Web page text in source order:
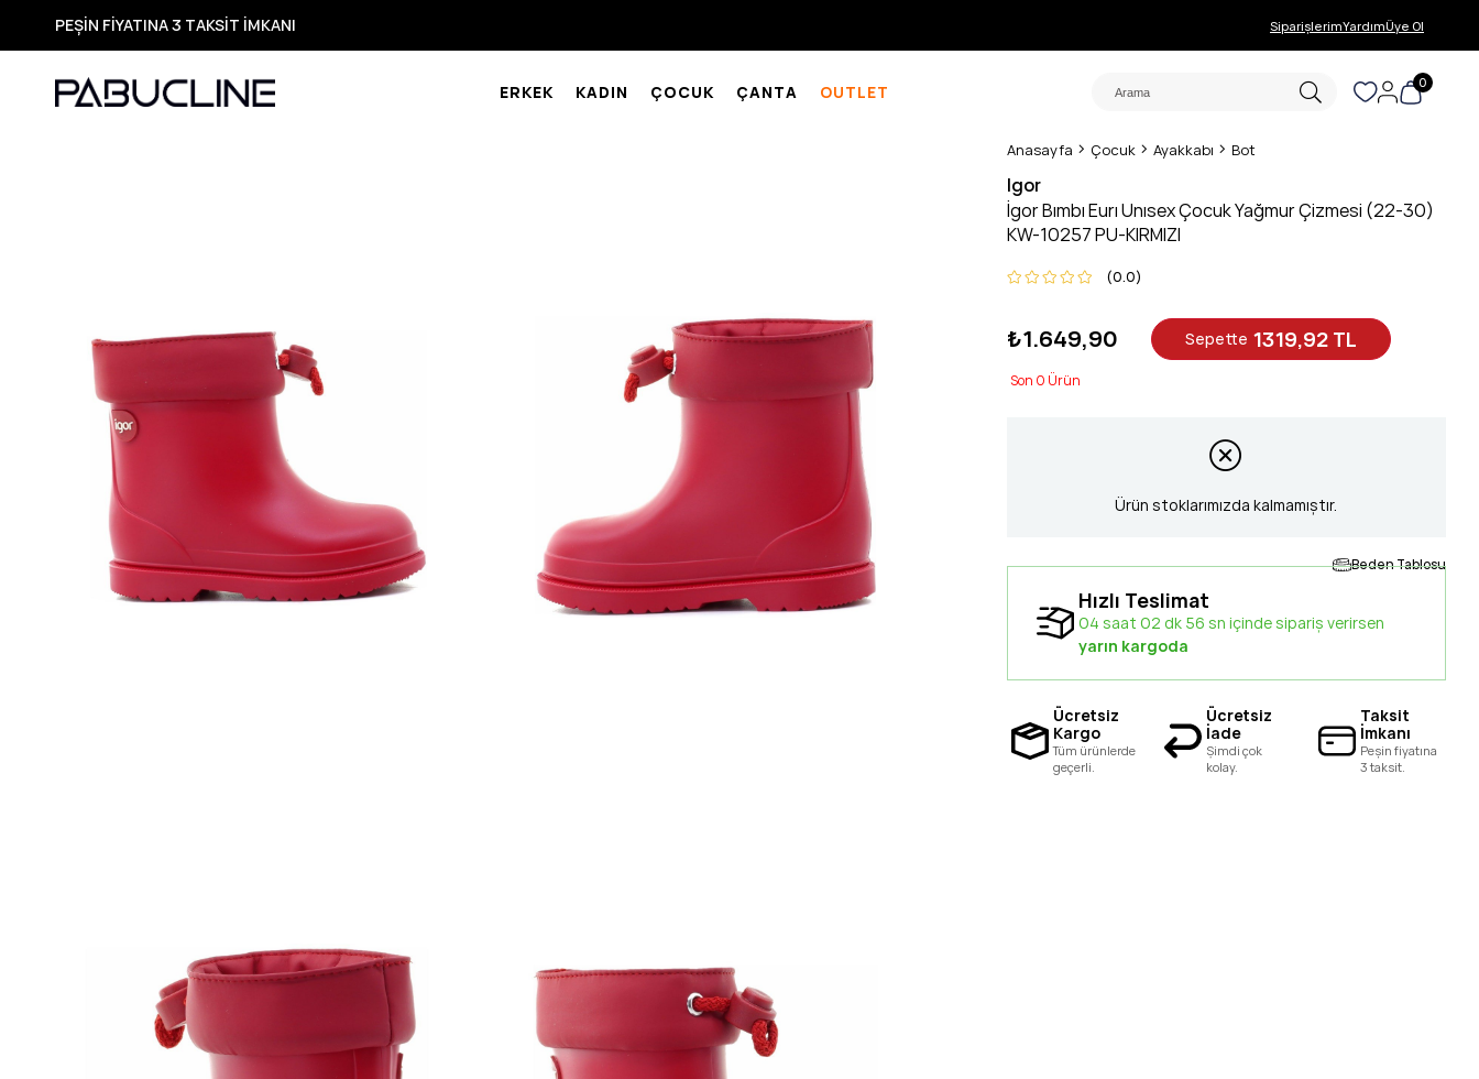
TÜM ÜRÜNLERDE ÜCRETSİZ KARGO
Yeni Sezon Ürünlerde Özel Fırsatlar
Seçili Ürünlerde Hızlı Teslimat
SiparişlerimYardımÜye Ol
ERKEK KADIN ÇOCUK ÇANTA OUTLET 0
Anasayfa Çocuk Ayakkabı Bot
Igor
İgor Bımbı Eurı Unısex Çocuk Yağmur Çizmesi (22-30)
KW-10257 PU-KIRMIZI
0.0
₺1.649,90 Sepette 1319,92 TL
0
Ürün stoklarımızda kalmamıştır.
Beden Tablosu
Hızlı Teslimat
04 saat 02 dk 55 sn içinde sipariş verirsen
yarın kargoda
Ücretsiz
Kargo
Tüm ürünlerde
geçerli.
Ücretsiz
İade
Şimdi çok
kolay.
Taksit
İmkanı
Peşin fiyatına
3 taksit.